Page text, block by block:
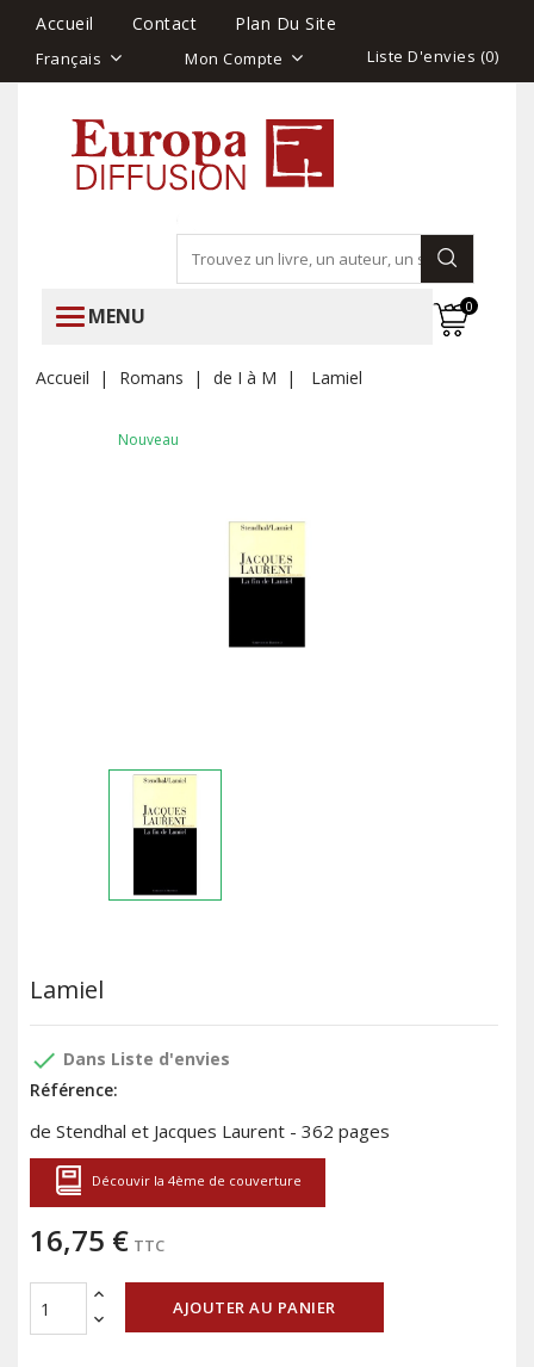
Accueil Contact Plan Du Site
Français Mon Compte Liste D'envies (0)
MENU 0
Accueil Romans de I à M Lamiel
Nouveau
Lamiel
done Dans Liste d'envies
Référence:
de Stendhal et Jacques Laurent - 362 pages
Découvir la 4ème de couverture
16,75 € TTC
AJOUTER AU PANIER